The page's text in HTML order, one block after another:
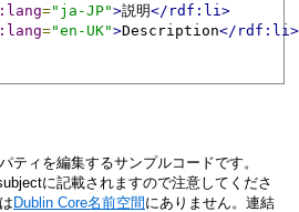
="ja-JP">説明</rdf:li>
="en-UK">Description</rdf:li>
ティを編集するサンプルコードです。
に記載されますので注意してくださ
Dublin Core名前空間 にありません。連結